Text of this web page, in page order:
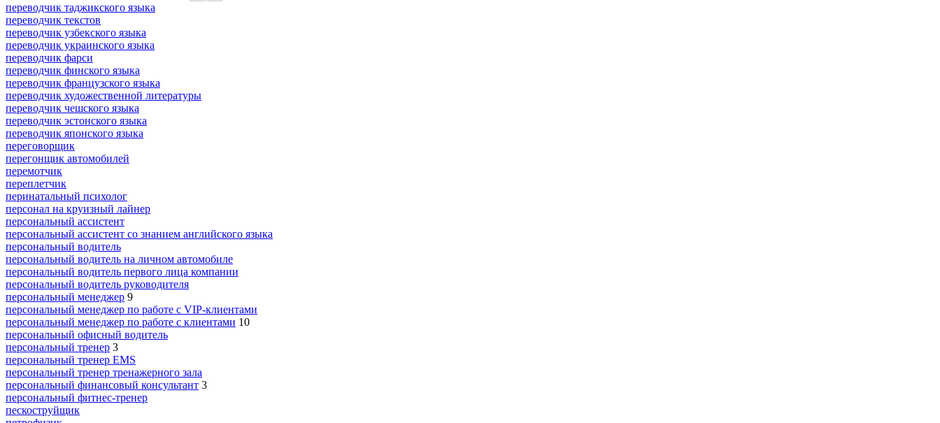
переводчик таджикского языка
переводчик текстов
переводчик узбекского языка
переводчик украинского языка
переводчик фарси
переводчик финского языка
переводчик французского языка
переводчик художественной литературы
переводчик чешского языка
переводчик эстонского языка
переводчик японского языка
переговорщик
перегонщик автомобилей
перемотчик
переплетчик
перинатальный психолог
персонал на круизный лайнер
персональный ассистент
персональный ассистент со знанием английского языка
персональный водитель
персональный водитель на личном автомобиле
персональный водитель первого лица компании
персональный водитель руководителя
персональный менеджер 9
персональный менеджер по работе с VIP-клиентами
персональный менеджер по работе с клиентами 10
персональный офисный водитель
персональный тренер 3
персональный тренер EMS
персональный тренер тренажерного зала
персональный финансовый консультант 3
персональный фитнес-тренер
пескоструйщик